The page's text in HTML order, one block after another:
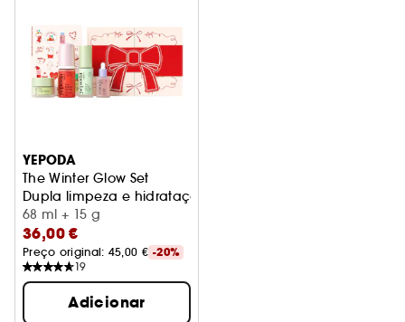
YEPODA
The Winter Glow Set
Dupla limpeza e hidratação
68 ml + 15 g
36,00 €
Preço original: 45,00 € -20%
19
Adicionar